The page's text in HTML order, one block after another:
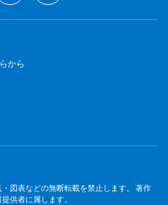
から
図表などの無断転載を禁止します。 著作
供者に属します。